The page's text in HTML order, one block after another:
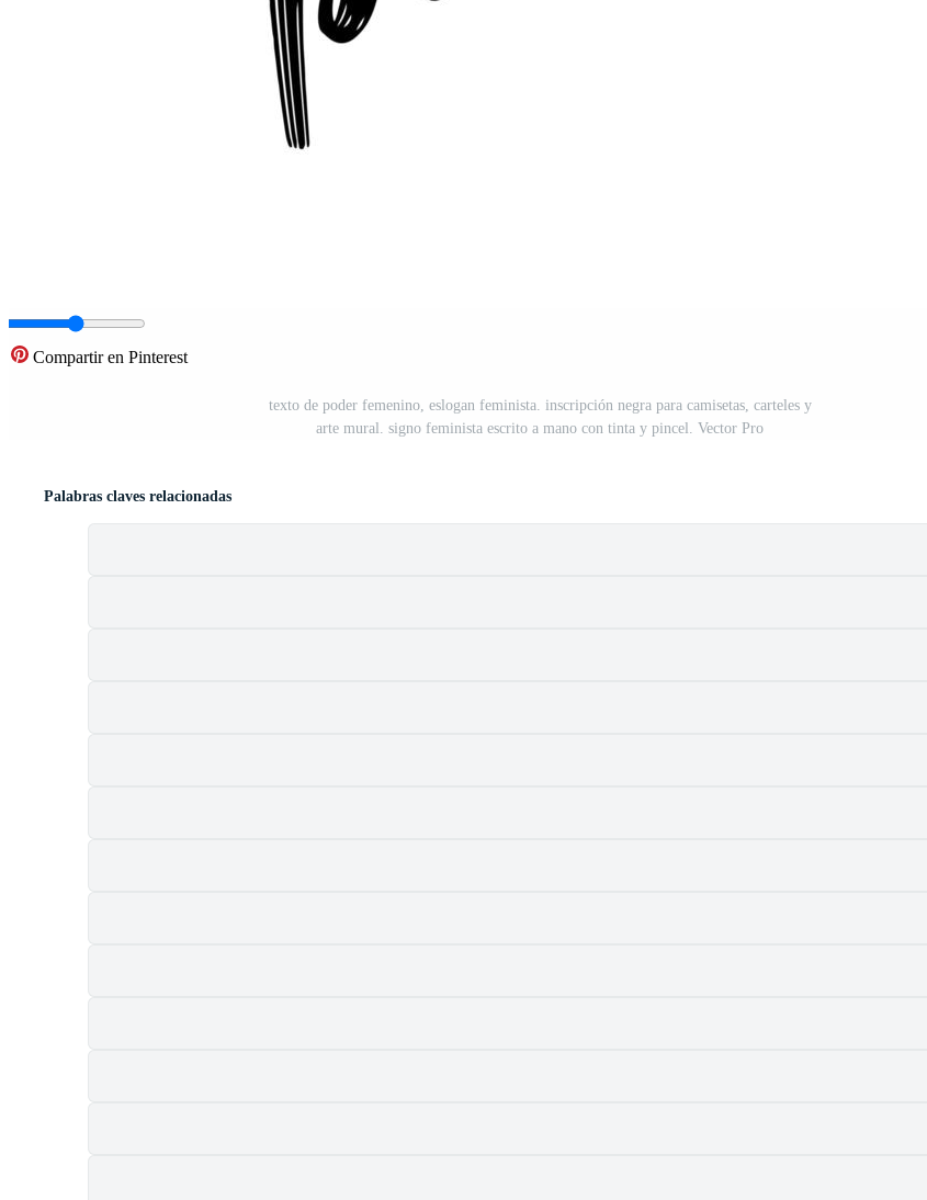
Compartir en Pinterest
texto de poder femenino, eslogan feminista. inscripción negra para camisetas, carteles y
arte mural. signo feminista escrito a mano con tinta y pincel. Vector Pro
Palabras claves relacionadas